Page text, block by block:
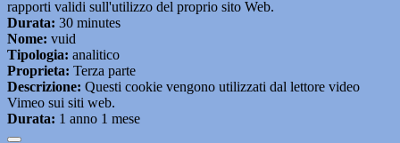
rapporti validi sull'utilizzo del proprio sito Web.
Durata: 30 minutes
Nome: vuid
Tipologia: analitico
Proprieta: Terza parte
Descrizione: Questi cookie vengono utilizzati dal lettore video
Vimeo sui siti web.
Durata: 1 anno 1 mese